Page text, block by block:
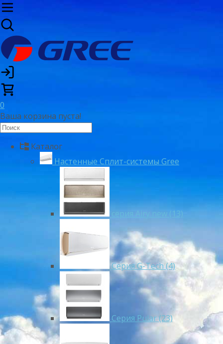
0
Ваша корзина пуста!
Каталог
Настенные Сплит-системы Gree
серия Airy new (13)
Серия G-Tech (4)
Серия Pular (23)